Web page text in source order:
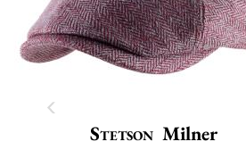
Stetson Milner